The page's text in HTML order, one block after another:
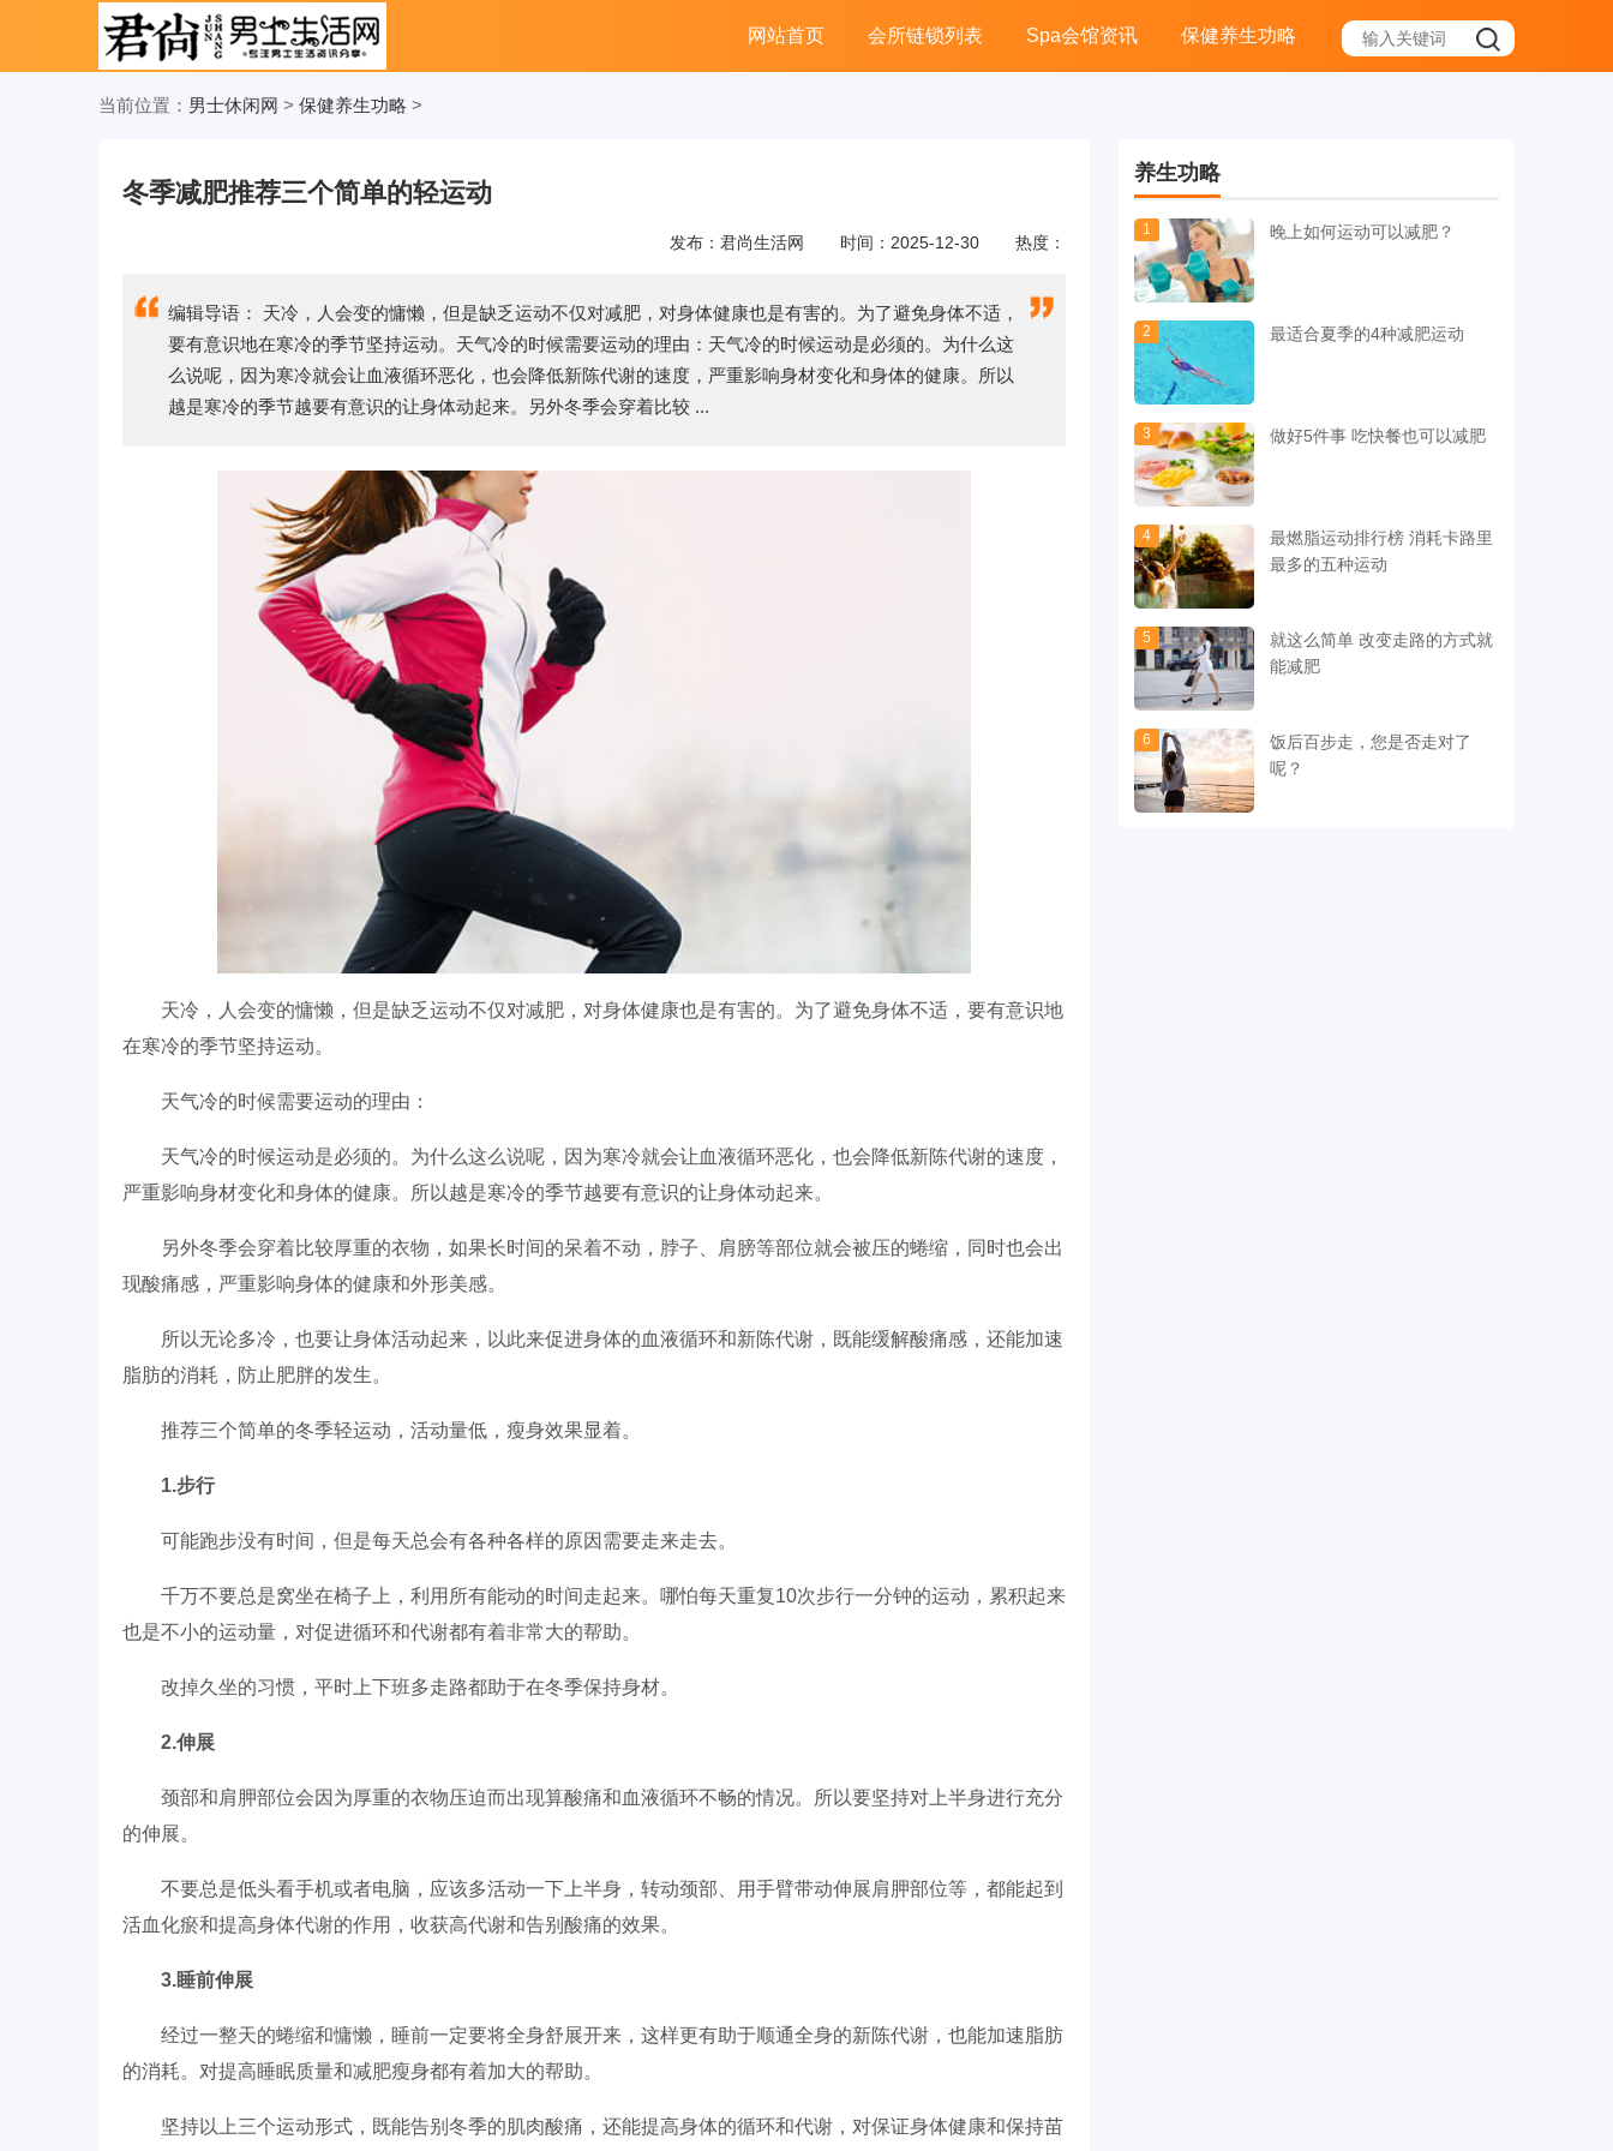
网站首页 会所链锁列表 Spa会馆资讯 保健养生功略
当前位置： 男士休闲网 > 保健养生功略 >
冬季减肥推荐三个简单的轻运动
发布：君尚生活网 时间：2025-12-30 热度：
编辑导语： 天冷，人会变的慵懒，但是缺乏运动不仅对减肥，对身体健康也是有害的。为了避免身体不适，
要有意识地在寒冷的季节坚持运动。天气冷的时候需要运动的理由：天气冷的时候运动是必须的。为什么这
么说呢，因为寒冷就会让血液循环恶化，也会降低新陈代谢的速度，严重影响身材变化和身体的健康。所以
越是寒冷的季节越要有意识的让身体动起来。另外冬季会穿着比较 ...
天冷，人会变的慵懒，但是缺乏运动不仅对减肥，对身体健康也是有害的。为了避免身体不适，要有意识地
在寒冷的季节坚持运动。
天气冷的时候需要运动的理由：
天气冷的时候运动是必须的。为什么这么说呢，因为寒冷就会让血液循环恶化，也会降低新陈代谢的速度，
严重影响身材变化和身体的健康。所以越是寒冷的季节越要有意识的让身体动起来。
另外冬季会穿着比较厚重的衣物，如果长时间的呆着不动，脖子、肩膀等部位就会被压的蜷缩，同时也会出
现酸痛感，严重影响身体的健康和外形美感。
所以无论多冷，也要让身体活动起来，以此来促进身体的血液循环和新陈代谢，既能缓解酸痛感，还能加速
脂肪的消耗，防止肥胖的发生。
推荐三个简单的冬季轻运动，活动量低，瘦身效果显着。
1.步行
可能跑步没有时间，但是每天总会有各种各样的原因需要走来走去。
千万不要总是窝坐在椅子上，利用所有能动的时间走起来。哪怕每天重复10次步行一分钟的运动，累积起来
也是不小的运动量，对促进循环和代谢都有着非常大的帮助。
改掉久坐的习惯，平时上下班多走路都助于在冬季保持身材。
2.伸展
颈部和肩胛部位会因为厚重的衣物压迫而出现算酸痛和血液循环不畅的情况。所以要坚持对上半身进行充分
的伸展。
不要总是低头看手机或者电脑，应该多活动一下上半身，转动颈部、用手臂带动伸展肩胛部位等，都能起到
活血化瘀和提高身体代谢的作用，收获高代谢和告别酸痛的效果。
3.睡前伸展
经过一整天的蜷缩和慵懒，睡前一定要将全身舒展开来，这样更有助于顺通全身的新陈代谢，也能加速脂肪
的消耗。对提高睡眠质量和减肥瘦身都有着加大的帮助。
坚持以上三个运动形式，既能告别冬季的肌肉酸痛，还能提高身体的循环和代谢，对保证身体健康和保持苗
养生功略
1 晚上如何运动可以减肥？
2 最适合夏季的4种减肥运动
3 做好5件事 吃快餐也可以减肥
4
最燃脂运动排行榜 消耗卡路里
最多的五种运动
5
就这么简单 改变走路的方式就
能减肥
6
饭后百步走，您是否走对了
呢？